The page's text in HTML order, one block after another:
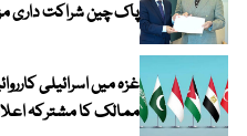
پاک چین شراکت داری
ممالک کا مشترکہ